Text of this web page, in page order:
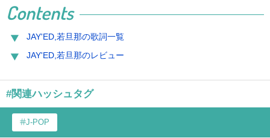
Contents
JAY'ED,若旦那の歌詞一覧
JAY'ED,若旦那のレビュー
#関連ハッシュタグ
J-POP